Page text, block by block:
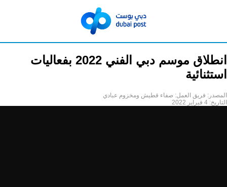
انطلاق موسم دبي الفني 2022 بفعاليات
استثنائية
المصدر: فريق العمل: صفاء قطيش ومخزوم عبادي
التاريخ: 4 فبراير 2022